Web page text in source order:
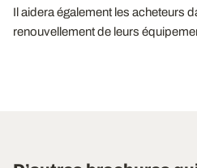
Il aidera également les acheteurs
renouvellement de leurs